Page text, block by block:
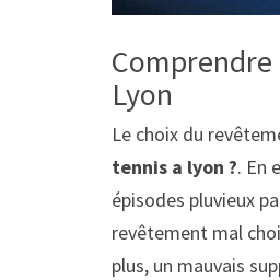
Lyon
Le choix du
tennis a lyon ?. En
épisodes pluvieux
revêtement mal
plus, un mauvais